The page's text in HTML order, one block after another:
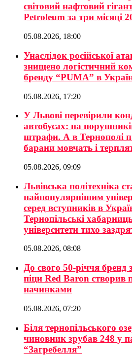
світовий нафтовий
Petroleum за три місяці
05.08.2026, 18:00
Унаслідок російської
знищено логістичний
бренду “PUMA” в
05.08.2026, 17:20
У Львові перевірили
автобусах: на
штрафи. А в Тернополі
барани мовчать і
05.08.2026, 09:09
Львівська політехніка
найпопулярнішим
серед вступників в
Тернопільські
університети тихо
05.08.2026, 08:08
До свого 50-річчя бренд
піци Red Baron створив
начинками
05.08.2026, 07:20
Біля тернопільського
чиновник зрубав 248 у
“Загребелля”